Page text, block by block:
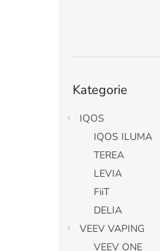
kategorie
Kategorie
IQOS
IQOS ILUMA
TEREA
LEVIA
FiiT
DELIA
VEEV VAPING
VEEV ONE